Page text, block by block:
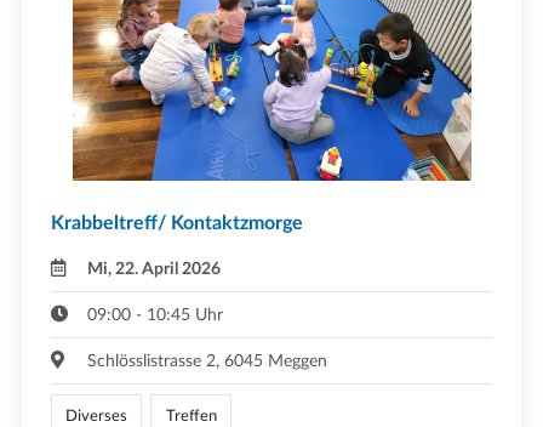
Krabbeltreff/ Kontaktzmorge
Mi, 22. April 2026
09:00 - 10:45 Uhr
Schlösslistrasse 2, 6045 Meggen
Diverses Treffen